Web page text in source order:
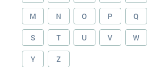
M N O P Q
S T U V W
Y Z